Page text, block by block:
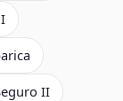
II